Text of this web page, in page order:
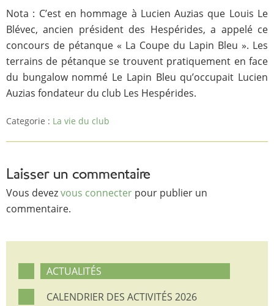
Nota : C’est en hommage à Lucien Auzias que Louis Le
Blévec, ancien président des Hespérides, a appelé ce
concours de pétanque « La Coupe du Lapin Bleu ». Les
terrains de pétanque se trouvent pratiquement en face
du bungalow nommé Le Lapin Bleu qu’occupait Lucien
Auzias fondateur du club Les Hespérides.
Categorie : La vie du club
Laisser un commentaire
Vous devezvous connecter pour publier un
commentaire.
ACTUALITÉS
CALENDRIER DES ACTIVITÉS 2026